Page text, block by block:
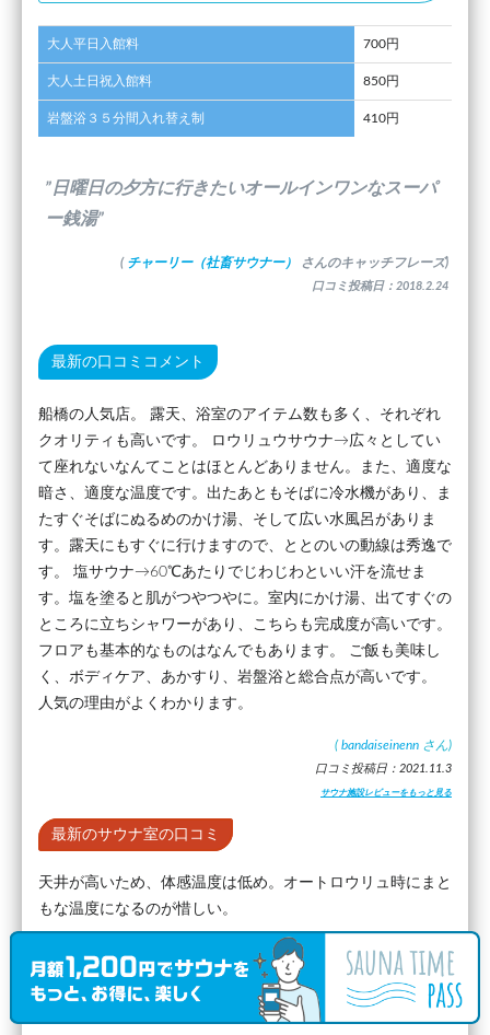
大人平日入館料 700円
大人土日祝入館料 850円
岩盤浴３５分間入れ替え制 410円
”日曜日の夕方に行きたいオールインワンなスーパ
ー銭湯”
( チャーリー（社畜サウナー） さんのキャッチフレーズ)
口コミ投稿日：2018.2.24
最新の口コミコメント
船橋の人気店。 露天、浴室のアイテム数も多く、それぞれ
クオリティも高いです。 ロウリュウサウナ→広々としてい
て座れないなんてことはほとんどありません。また、適度な
暗さ、適度な温度です。出たあともそばに冷水機があり、ま
たすぐそばにぬるめのかけ湯、そして広い水風呂がありま
す。露天にもすぐに行けますので、ととのいの動線は秀逸で
す。 塩サウナ→60℃あたりでじわじわといい汗を流せま
す。塩を塗ると肌がつやつやに。室内にかけ湯、出てすぐの
ところに立ちシャワーがあり、こちらも完成度が高いです。
フロアも基本的なものはなんでもあります。 ご飯も美味し
く、ボディケア、あかすり、岩盤浴と総合点が高いです。
人気の理由がよくわかります。
( bandaiseinenn さん)
口コミ投稿日：2021.11.3
サウナ施設レビューをもっと見る
最新のサウナ室の口コミ
天井が高いため、体感温度は低め。オートロウリュ時にまと
もな温度になるのが惜しい。
口コミ投稿日：2018/04/06
最新の水風呂の口コミ